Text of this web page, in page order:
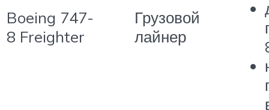
Boeing 747-
8 Freighter
Грузовой
лайнер